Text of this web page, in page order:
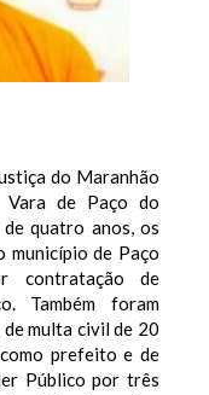
do Maranhão
Vara de Paço do
de quatro anos, os
de Paço
contratação de
Também foram
multa civil de 20
prefeito e de
Público por três